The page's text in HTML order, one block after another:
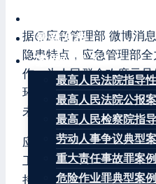
最新发布
案例分享
最高人民法院指导
最高人民法院公报
最高人民检察院指
劳动人事争议典型
重大责任事故罪案例
危险作业罪典型案例
据@应急管理部 微博消
隐患特点，应急管理部
作，为人民群众欢度元
环境。截至1月2日20时
未发生重大以上生产安
应急管理部高度重视元旦
工作。节前，应急管理部
持召开视频调度会，作出